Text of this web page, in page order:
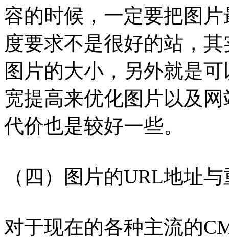
容的时候，一定要把图
度要求不是很好的站，
图片的大小，另外就是
宽提高来优化图片以及
代价也是较好一些。
（四）图片的URL地址
对于现在的各种主流的